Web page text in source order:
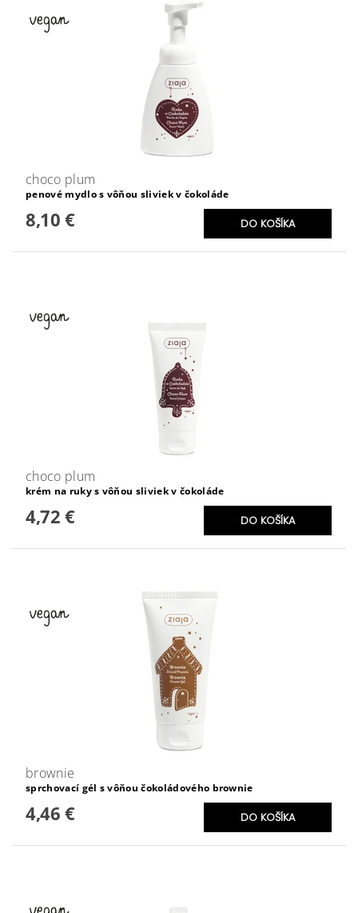
choco plum
penové mydlo s vôňou sliviek v čokoláde
8,10 €
choco plum
krém na ruky s vôňou sliviek v čokoláde
4,72 €
brownie
sprchovací gél s vôňou čokoládového brownie
4,46 €